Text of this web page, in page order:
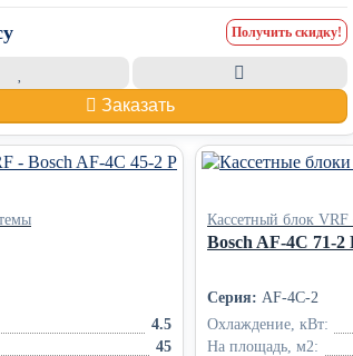
Получить скидку!
Заказать
4.5
45
Кассетный блок VRF
Bosch AF-4C 71-2
Серия: AF-4C-2
Охлаждение, кВт:
На площадь, м2: